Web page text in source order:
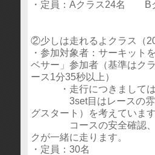
・定員：Aクラス24名 B
②少しは走れるよクラス（
・参加対象者：サーキット
ベサー」参加者（基準はク
ース1分35秒以上）
・走行につきましては
3set目はレースの雰囲
グスタート）を考えていま
コースの安全確認、危
クが一緒に走ります。
・定員：30名